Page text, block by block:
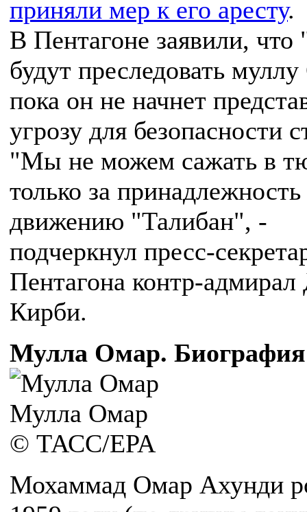
приняли мер к его аресту.
В Пентагоне заявили, что
будут преследовать
пока он не начнет
угрозу для безопасности
"Мы не можем сажать в
только за принадлежность
движению "Талибан", -
подчеркнул пресс-
Пентагона контр-
Кирби.
Мулла Омар. Биография
Мулла Омар
© ТАСС/EPA
Мохаммад Омар Ахунди